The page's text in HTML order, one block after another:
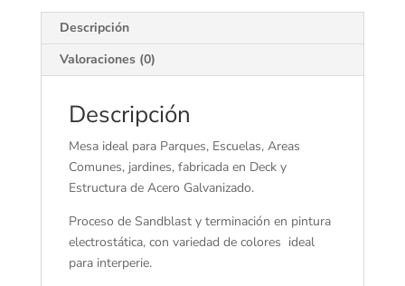
Descripción
Valoraciones (0)
Descripción
Mesa ideal para Parques, Escuelas, Areas
Comunes, jardines, fabricada en Deck y
Estructura de Acero Galvanizado.
Proceso de Sandblast y terminación en pintura
electrostática, con variedad de colores ideal
para interperie.